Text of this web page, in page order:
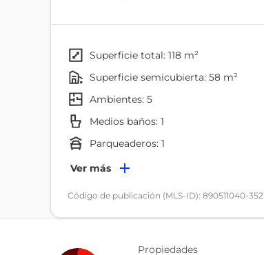
superficie total: 118 m²
superficie semicubierta: 58 m²
ambientes: 5
Medios baños: 1
parqueaderos: 1
Ambientes
Comedor
Terraza
Ver más
Código de publicación (MLS-ID): 890511040-352
Propiedades